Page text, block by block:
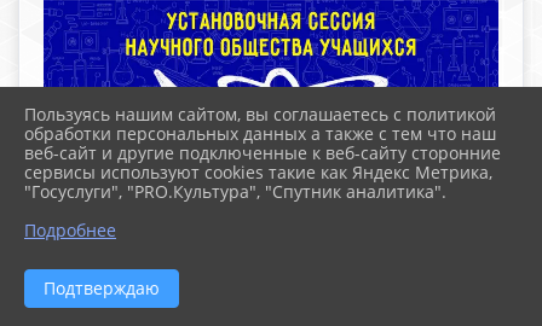
Файлы
Пользуясь нашим сайтом, вы соглашаетесь с политикой
обработки персональных данных а также с тем что наш
веб-сайт и другие подключенные к веб-сайту сторонние
сервисы используют cookies такие как Яндекс Метрика,
"Госуслуги", "PRO.Культура", "Спутник аналитика".
Подробнее
Подтверждаю